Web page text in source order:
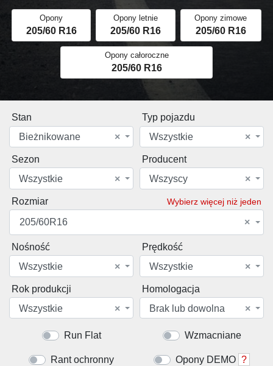
Opony
205/60 R16
Opony letnie
205/60 R16
Opony zimowe
205/60 R16
Opony całoroczne
205/60 R16
Stan
×
Bieżnikowane
Typ pojazdu
×
Wszystkie
Sezon
×
Wszystkie
Producent
×
Wszyscy
Rozmiar Wybierz więcej niż jeden
×
205/60R16
Nośność
×
Wszystkie
Prędkość
×
Wszystkie
Rok produkcji
×
Wszystkie
Homologacja
×
Brak lub dowolna
Run Flat Wzmacniane
Rant ochronny Opony DEMO ?